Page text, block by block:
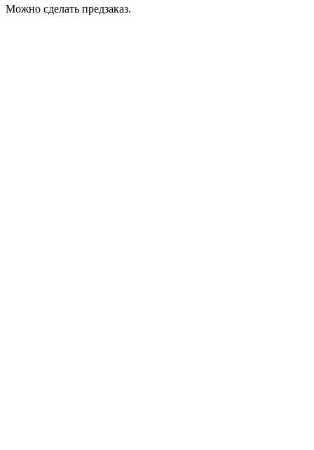
Можно сделать предзаказ.